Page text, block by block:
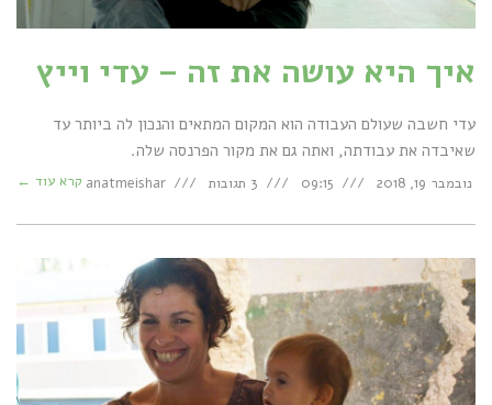
איך היא עושה את זה – עדי וייץ
עדי חשבה שעולם העבודה הוא המקום המתאים והנכון לה ביותר עד
שאיבדה את עבודתה, ואתה גם את מקור הפרנסה שלה.
נובמבר 19, 2018 09:15 3 תגובות anatmeishar קרא עוד ←